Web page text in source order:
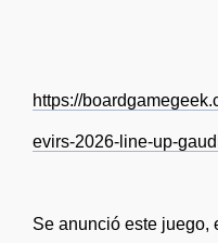
https://
evirs-2026-line-up-
Se anunció este juego,